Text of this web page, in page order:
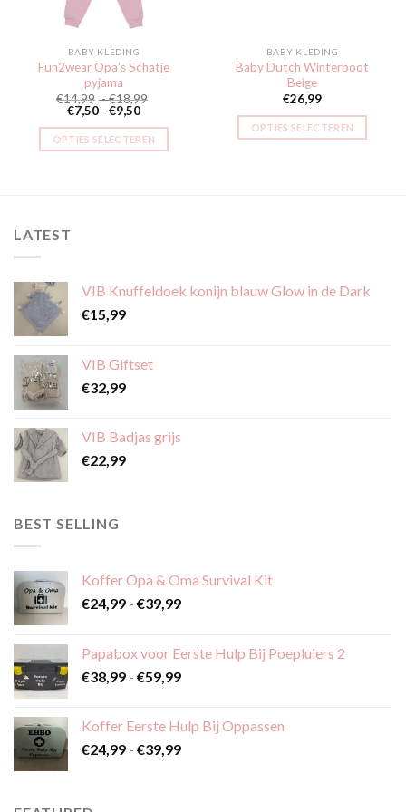
BABY KLEDING
Fun2wear Opa’s Schatje
pyjama
€14,99 -€18,99
€18,99
€7,50 - €9,50Prijsklasse:
tot
€9,50
OPTIES SELECTEREN
kan
gekozen
de
productpagina
BABY KLEDING
Baby Dutch Winterboot
Beige
€26,99
OPTIES SELECTEREN
gekozen
LATEST
VIB Knuffeldoek konijn blauw Glow in de Dark
€15,99
VIB Giftset
€32,99
VIB Badjas grijs
€22,99
BEST SELLING
Koffer Opa & Oma Survival Kit
€24,99 - €39,99Prijsklasse:
€39,99
Papabox voor Eerste Hulp Bij Poepluiers 2
€38,99 - €59,99Prijsklasse:
€59,99
Koffer Eerste Hulp Bij Oppassen
€24,99 - €39,99Prijsklasse: